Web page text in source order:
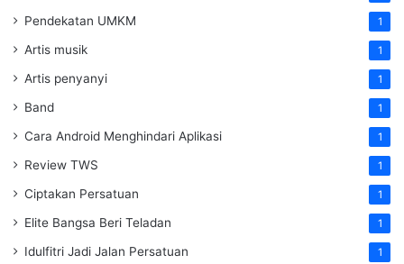
Pendekatan UMKM 1
Artis musik 1
Artis penyanyi 1
Band 1
Cara Android Menghindari Aplikasi 1
Review TWS 1
Ciptakan Persatuan 1
Elite Bangsa Beri Teladan 1
Idulfitri Jadi Jalan Persatuan 1